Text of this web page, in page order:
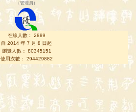
（管理員 ）
在線人數： 2889
自 2014 年 7 月 8 日起
瀏覽人數： 80345151
使用次數： 294429882